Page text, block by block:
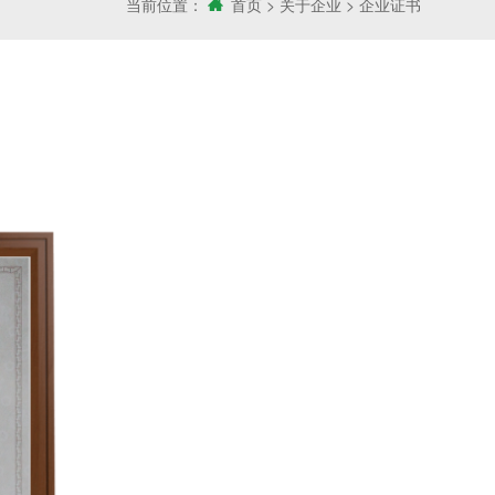
当前位置： 首页 > 关于企业 > 企业证书